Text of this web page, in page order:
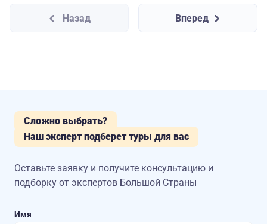
Назад Вперед
Сложно выбрать?
Наш эксперт подберет туры для вас
Оставьте заявку и получите консультацию и
подборку от экспертов Большой Страны
Имя